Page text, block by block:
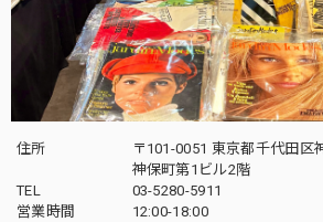
住所
〒101-0051 東京都千代田区
神保町第1ビル2階
TEL
03-5280-5911
営業時間
12:00-18:00